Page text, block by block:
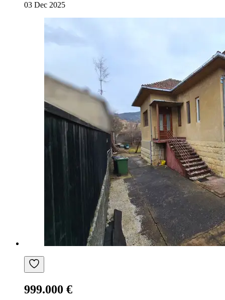
03 Dec 2025
999.000 €